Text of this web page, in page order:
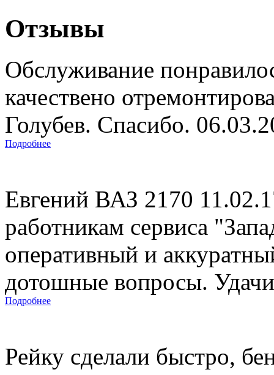
Отзывы
Обслуживание
качествено
Голубев. Спасибо.
Подробнее
Евгений ВАЗ 2170
работникам сервиса
оперативный и
дотошные вопросы. Удачи
Подробнее
Рейку сделали быстро,